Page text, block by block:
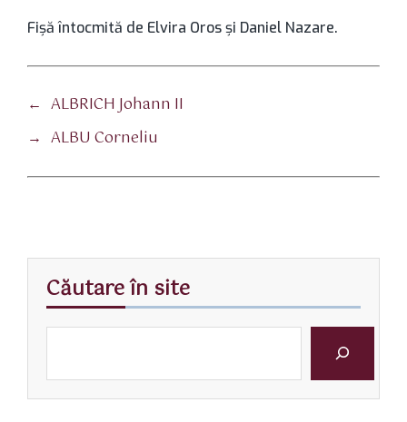
Fişă întocmită de Elvira Oros şi Daniel Nazare.
← ALBRICH Johann II
→ ALBU Corneliu
Căutare în site